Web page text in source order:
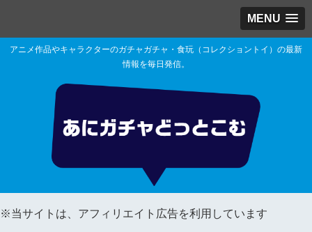
MENU
アニメ作品やキャラクターのガチャガチャ・食玩（コレクショントイ）の最新
情報を毎日発信。
※当サイトは、アフィリエイト広告を利用しています